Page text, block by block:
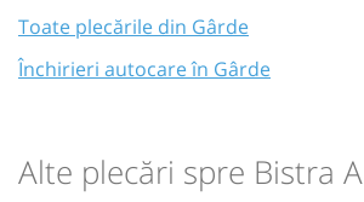
Toate plecările din Gârde
Închirieri autocare în Gârde
Alte plecări spre Bistra